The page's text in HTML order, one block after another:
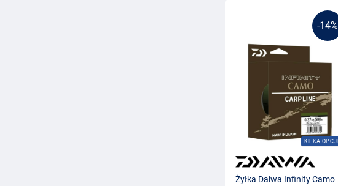
-14%
KILKA OPCJI
Żyłka Daiwa Infinity Camo